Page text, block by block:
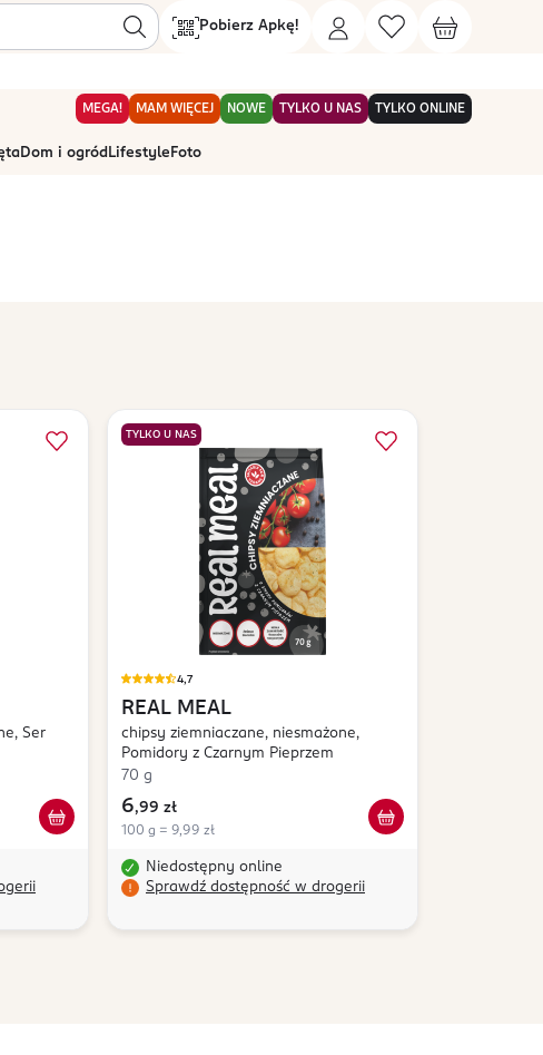
Pobierz Apkę!
MEGA! MAM WIĘCEJ NOWE TYLKO U NAS TYLKO ONLINE
Dom i ogród Lifestyle Foto
Ser
TYLKO U NAS
4,7
REAL MEAL
chipsy ziemniaczane, niesmażone,
Pomidory z Czarnym Pieprzem
70 g
6,99 zł
100 g = 9,99 zł
Niedostępny online
Sprawdź dostępność w drogerii